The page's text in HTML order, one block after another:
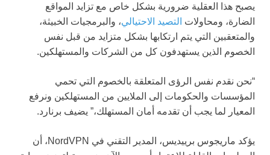
يصبح هذا العقلية ضرورية بشكل خاص مع تزايد المواقع
الضارة، ومحاولات التصيد الاحتيالي، والبرمجيات الخبيثة،
والمتعقبين التي يتم ارتكابها بشكل متزايد من قبل نفس
الخصوم الذين يستهدفون كل من الشركات والمستهلكين.
“نحن نقدم نفس الرؤى المتعلقة بالخصوم التي تحمي
المؤسسات والحكومات إلى الملايين من المستهلكين ونرفع
المعيار لما يجب أن تقدمه أمان المستهلك،” يضيف برنارد.
يؤكد ماريجوس برييديس، المدير التقني في NordVPN، أن